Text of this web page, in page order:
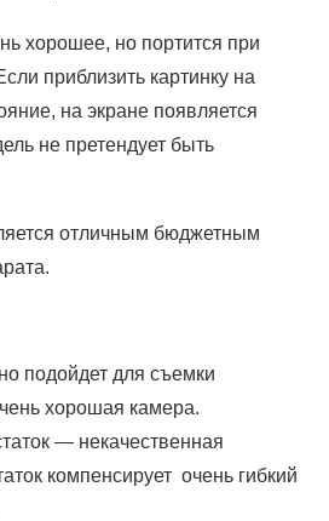
хорошее, но портится при
приблизить картинку на
на экране появляется
не претендует быть
отличным бюджетным
подойдет для съемки
хорошая камера.
— некачественная
компенсирует очень гибкий